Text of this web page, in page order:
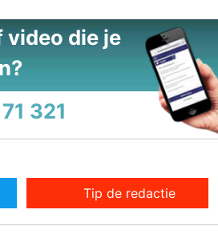
video die je
321
Tip de redactie